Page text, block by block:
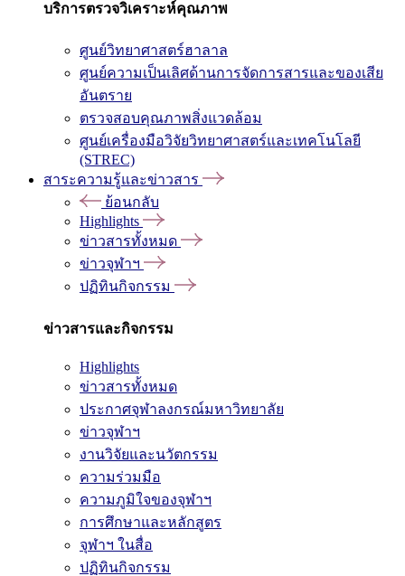
บริการตรวจวิเคราะห์คุณภาพ
ศูนย์วิทยาศาสตร์ฮาลาล
ศูนย์ความเป็นเลิศด้านการจัดการสารและของเสีย
อันตราย
ตรวจสอบคุณภาพสิ่งแวดล้อม
ศูนย์เครื่องมือวิจัยวิทยาศาสตร์และเทคโนโลยี
(STREC)
สาระความรู้และข่าวสาร
ย้อนกลับ
Highlights
ข่าวสารทั้งหมด
ข่าวจุฬาฯ
ปฏิทินกิจกรรม
ข่าวสารและกิจกรรม
Highlights
ข่าวสารทั้งหมด
ประกาศจุฬาลงกรณ์มหาวิทยาลัย
ข่าวจุฬาฯ
งานวิจัยและนวัตกรรม
ความร่วมมือ
ความภูมิใจของจุฬาฯ
การศึกษาและหลักสูตร
จุฬาฯ ในสื่อ
ปฏิทินกิจกรรม